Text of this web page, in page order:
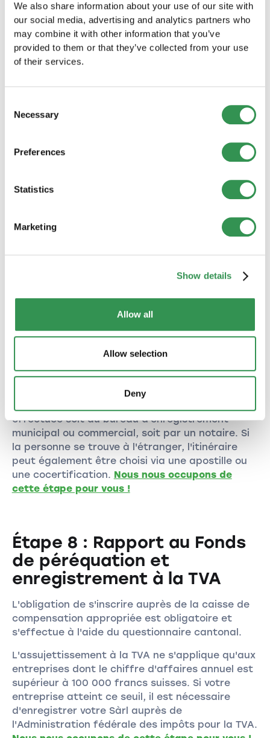
We also share information about your use of our site with
our social media, advertising and analytics partners who
may combine it with other information that you’ve
provided to them or that they’ve collected from your use
of their services.
Selection
Necessary
Preferences
Statistics
Marketing
Show details
Allow all
Allow selection
Deny
l'assemblée des actionnaires et peut être
composée des fondateurs ou de personnes
externes.
L'organisme d'audit doit être créé par des
temps plein en moyenne sur l'année. La
examiner l'exactitude des comptes par un
En outre, en tant que fondateur d'une Sàrl, il est
nécessaire de tenir une assemblée de fondation
au moins une fois par an, au cours de laquelle il
est question des modifications des statuts, de
et de l'approbation des états financiers
annuels.
votre Sàrl au registre du
L'inscription au registre du commerce a lieu
certifié publiquement par un notaire et que les
signatures de toutes les personnes autorisées
effectuée soit au bureau d'enregistrement
municipal ou commercial, soit par un notaire. Si
la personne se trouve à l'étranger, l'itinéraire
peut également être choisi via une apostille ou
une cocertification. Nous nous occupons de
cette étape pour vous !
Étape 8 : Rapport au Fonds
de péréquation et
enregistrement à la TVA
L'obligation de s'inscrire auprès de la caisse de
compensation appropriée est obligatoire et
s'effectue à l'aide du questionnaire cantonal.
L'assujettissement à la TVA ne s'applique qu'aux
entreprises dont le chiffre d'affaires annuel est
supérieur à 100 000 francs suisses. Si votre
entreprise atteint ce seuil, il est nécessaire
d'enregistrer votre Sàrl auprès de
l'Administration fédérale des impôts pour la TVA.